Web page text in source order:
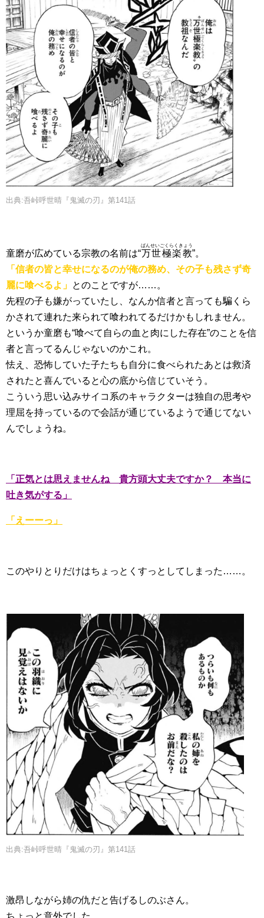
出典:吾峠呼世晴『鬼滅の刃』第141話
童磨が広めている宗教の名前は“万世極楽教
ばんせいごくらくきょう
”。
「信者の皆と幸せになるのが俺の務め、その子も残さず奇
麗に喰べるよ」 とのことですが……。
先程の子も嫌がっていたし、なんか信者と言っても騙くら
かされて連れた来られて喰われてるだけかもしれません。
というか童磨も“喰べて自らの血と肉にした存在”のことを信
者と言ってるんじゃないのかこれ。
怯え、恐怖していた子たちも自分に食べられたあとは救済
されたと喜んでいると心の底から信じていそう。
こういう思い込みサイコ系のキャラクターは独自の思考や
理屈を持っているので会話が通じているようで通じてない
んでしょうね。
「正気とは思えませんね 貴方頭大丈夫ですか？ 本当に
吐き気がする」
「えーーっ」
このやりとりだけはちょっとくすっとしてしまった……。
出典:吾峠呼世晴『鬼滅の刃』第141話
激昂しながら姉の仇だと告げるしのぶさん。
ちょっと意外でした。